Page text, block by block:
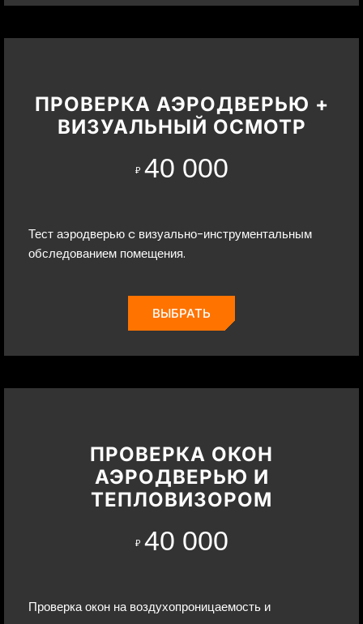
ПРОВЕРКА АЭРОДВЕРЬЮ +
ВИЗУАЛЬНЫЙ ОСМОТР
₽ 40 000
Тест аэродверью c визуально-инструментальным
обследованием помещения.
ВЫБРАТЬ
ПРОВЕРКА ОКОН
АЭРОДВЕРЬЮ И
ТЕПЛОВИЗОРОМ
₽ 40 000
Проверка окон на воздухопроницаемость и